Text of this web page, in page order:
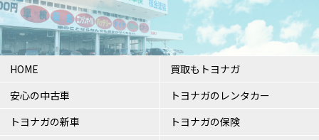
HOME
安心の中古車
トヨナガの新車
買取もトヨナガ
トヨナガのレンタカー
トヨナガの保険